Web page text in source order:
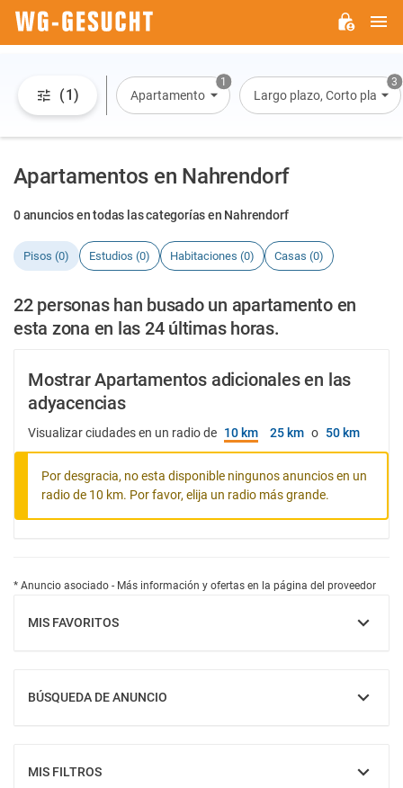
(1)
1
Apartamento
3
Largo plazo, Corto plazo,
Apartamentos en Nahrendorf
0 anuncios en todas las categorías en Nahrendorf
Pisos (0) Estudios (0) Habitaciones (0) Casas (0)
22 personas han busado un apartamento en
esta zona en las 24 últimas horas.
Mostrar Apartamentos adicionales en las
adyacencias
Visualizar ciudades en un radio de 10 km 25 km o 50 km
Por desgracia, no esta disponible ningunos anuncios en un
radio de 10 km. Por favor, elija un radio más grande.
* Anuncio asociado - Más información y ofertas en la página del proveedor
MIS FAVORITOS
MOSTRAR
BÚSQUEDA DE ANUNCIO
MOSTRAR
MIS FILTROS
MOSTRAR